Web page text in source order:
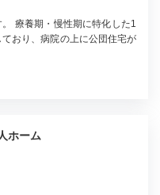
療養期・慢性期に特化した1
おり、病院の上に公団住宅が
ホーム